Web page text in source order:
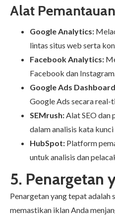
Alat
Google Analytics:
lintas situs web serta
Facebook Analytics:
Facebook dan Instagram.
Google Ads
Google Ads secara real-
SEMrush: Alat SEO dan
dalam analisis kata
HubSpot: Platform
untuk analisis dan
5. Penargetan
Penargetan yang tepat adalah
memastikan iklan Anda